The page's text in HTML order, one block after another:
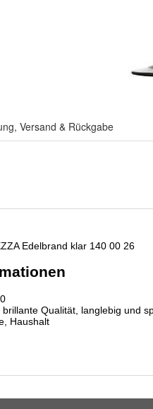
Versand & Rückgabe